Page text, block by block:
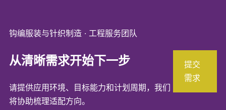
钩编服装与针织制造 · 工程服务团队
从清晰需求开始下一步
请提供应用环境、目标能力和计划周期，我们
将协助梳理适配方向。
提交
需求